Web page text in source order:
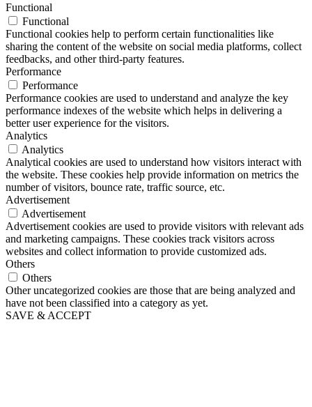
Functional
Functional
Functional cookies help to perform certain functionalities like
sharing the content of the website on social media platforms, collect
feedbacks, and other third-party features.
Performance
Performance
Performance cookies are used to understand and analyze the key
performance indexes of the website which helps in delivering a
better user experience for the visitors.
Analytics
Analytics
Analytical cookies are used to understand how visitors interact with
the website. These cookies help provide information on metrics the
number of visitors, bounce rate, traffic source, etc.
Advertisement
Advertisement
Advertisement cookies are used to provide visitors with relevant ads
and marketing campaigns. These cookies track visitors across
websites and collect information to provide customized ads.
Others
Others
Other uncategorized cookies are those that are being analyzed and
have not been classified into a category as yet.
SAVE & ACCEPT